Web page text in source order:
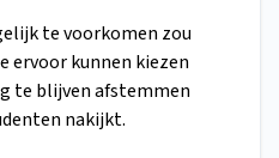
te voorkomen zou
ervoor kunnen kiezen
te blijven afstemmen
nakijkt.